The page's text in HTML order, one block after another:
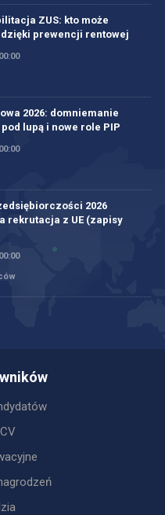
ZUS: kto może
prewencji rentowej
2026: domniemanie
lupą i nowe role PIP
2026
rekrutacja z UE (zapisy